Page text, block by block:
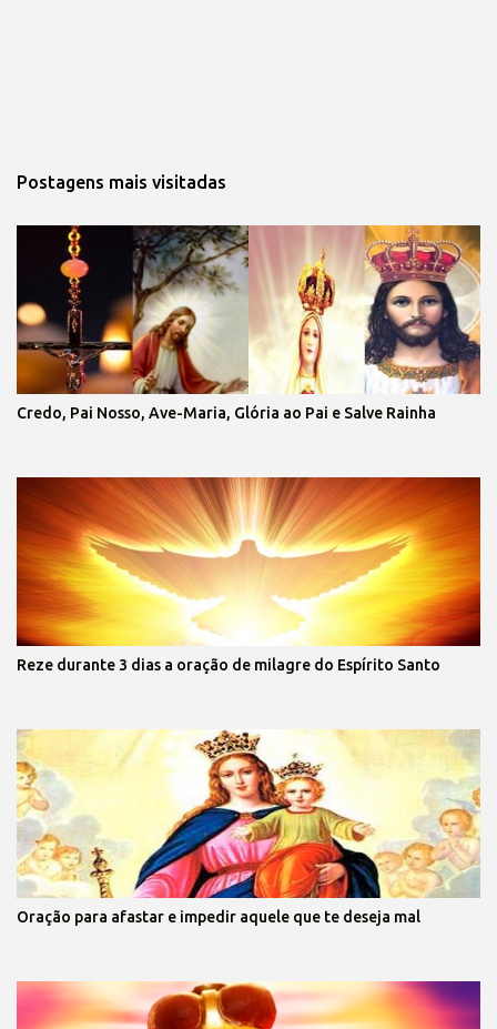
Postagens mais visitadas
Credo, Pai Nosso, Ave-Maria, Glória ao Pai e Salve Rainha
Reze durante 3 dias a oração de milagre do Espírito Santo
Oração para afastar e impedir aquele que te deseja mal